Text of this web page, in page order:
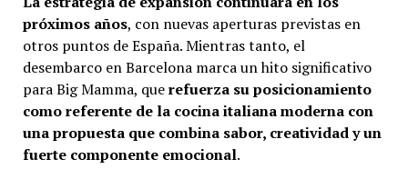
próximos años, con nuevas aperturas previstas en
otros puntos de España. Mientras tanto, el
desembarco en Barcelona marca un hito significativo
para Big Mamma, querefuerza su posicionamiento
como referente de la cocina italiana moderna con
una propuesta que combina sabor, creatividad y un
fuerte componente emocional.